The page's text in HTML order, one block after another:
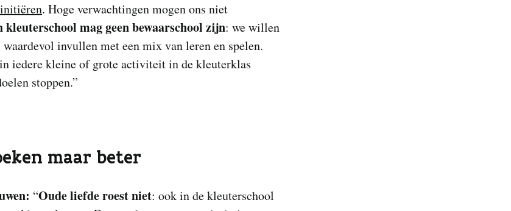
. Hoge verwachtingen mogen ons niet
kleuterschool mag geen bewaarschool zijn: we willen
invullen met een mix van leren en spelen.
iedere kleine of grote activiteit in de kleuterklas
stoppen.”
maar beter
“Oude liefde roest niet: ook in de kleuterschool